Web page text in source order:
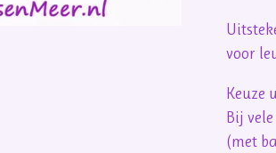
voor
Keuze
Bij
(met